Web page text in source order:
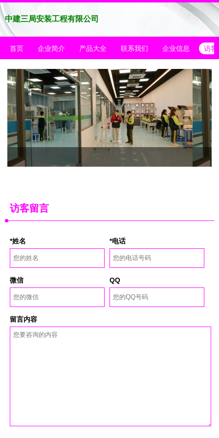
中建三局安装工程有限公司
首页 企业简介 产品大全 联系我们 企业信息 访客
访客留言
*姓名 *电话
微信 QQ
留言内容